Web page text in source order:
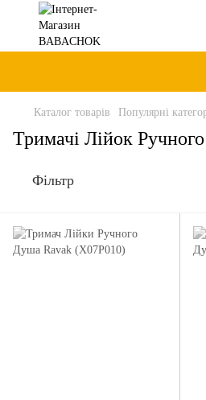
Каталог товарів Популярні
Тримачі Лійок
Фільтр